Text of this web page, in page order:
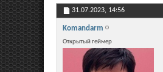
31.07.2023, 14:56
Komandarm
Открытый геймер